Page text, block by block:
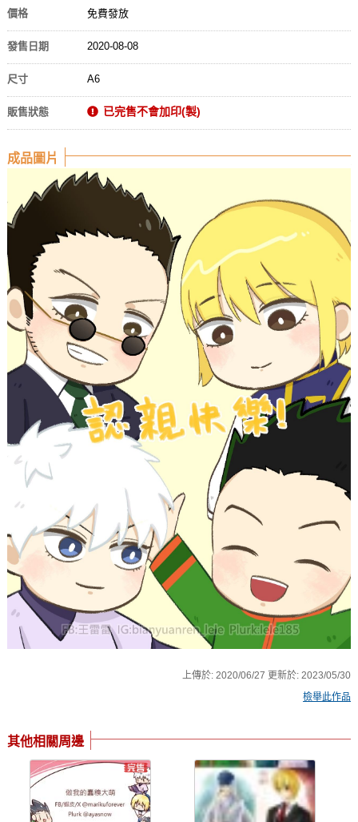
價格 免費發放
發售日期 2020-08-08
尺寸 A6
販售狀態 已完售不會加印(製)
成品圖片
上傳於:2020/06/27 更新於:2023/05/30
檢舉此作品
其他相關周邊